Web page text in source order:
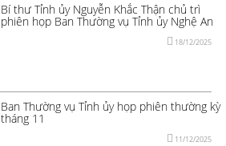
Bí thư Tỉnh ủy Nguyễn Khắc Thận chủ trì
phiên họp Ban Thường vụ Tỉnh ủy Nghệ An
18/12/2025
Ban Thường vụ Tỉnh ủy họp phiên thường kỳ
tháng 11
11/12/2025